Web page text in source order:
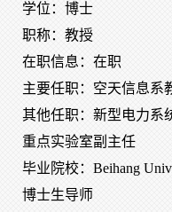
学位：博士
职称：教授
在职信息：在职
主要任职：空天信息系
其他任职：新型电力系
重点实验室副主任
毕业院校：Beihang
博士生导师